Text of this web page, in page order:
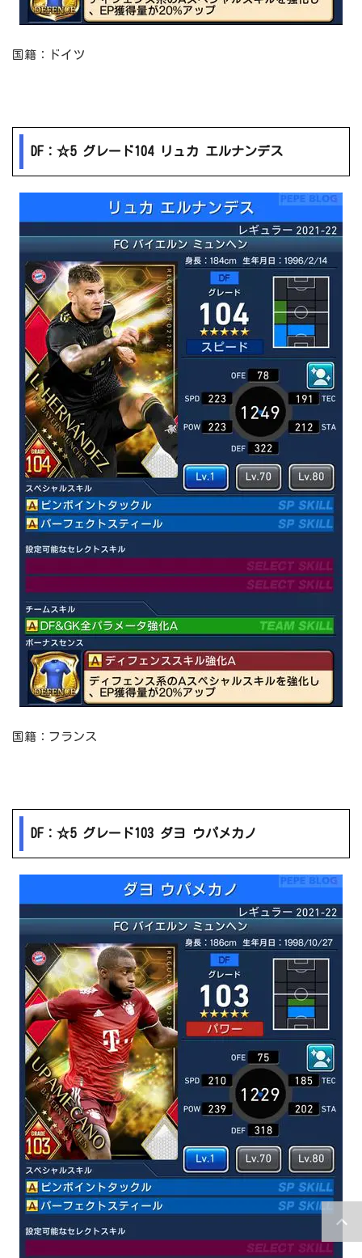
国籍：ドイツ
DF：☆5 グレード104 リュカ エルナンデス
国籍：フランス
DF：☆5 グレード103 ダヨ ウパメカノ